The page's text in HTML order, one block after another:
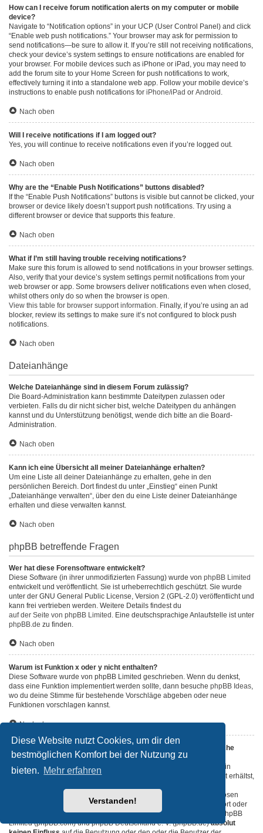
Diese Website nutzt Cookies, um dir den
bestmöglichen Komfort bei der Nutzung zu
bieten. Mehr erfahren
Verstanden!
How can I receive forum notification alerts on my computer or mobile
device?
Navigate to “Notification options” in your UCP (User Control Panel) and click
“Enable web push notifications.” Your browser may ask for permission to
send notifications—be sure to allow it. If you’re still not receiving notifications,
check your device’s system settings to ensure notifications are enabled for
your browser. For mobile devices such as iPhone or iPad, you may need to
add the forum site to your Home Screen for push notifications to work,
effectively turning it into a standalone web app. Follow your mobile device’s
instructions to enable push notifications for iPhone/iPad or Android .
Nach oben
Will I receive notifications if I am logged out?
Yes, you will continue to receive notifications even if you’re logged out.
Nach oben
Why are the “Enable Push Notifications” buttons disabled?
If the “Enable Push Notifications” buttons is visible but cannot be clicked, your
browser or device likely doesn’t support push notifications. Try using a
different browser or device that supports this feature.
Nach oben
What if I’m still having trouble receiving notifications?
Make sure this forum is allowed to send notifications in your browser settings.
Also, verify that your device’s system settings permit notifications from your
web browser or app. Some browsers deliver notifications even when closed,
whilst others only do so when the browser is open.
View this table for browser support information. Finally, if you’re using an ad
blocker, review its settings to make sure it’s not configured to block push
notifications.
Nach oben
Dateianhänge
Welche Dateianhänge sind in diesem Forum zulässig?
Die Board-Administration kann bestimmte Dateitypen zulassen oder
verbieten. Falls du dir nicht sicher bist, welche Dateitypen du anhängen
kannst und du Unterstützung benötigst, wende dich bitte an die Board-
Administration.
Nach oben
Kann ich eine Übersicht all meiner Dateianhänge erhalten?
Um eine Liste all deiner Dateianhänge zu erhalten, gehe in den
persönlichen Bereich. Dort findest du unter „Einstieg“ einen Punkt
„Dateianhänge verwalten“, über den du eine Liste deiner Dateianhänge
erhalten und diese verwalten kannst.
Nach oben
phpBB betreffende Fragen
Wer hat diese Forensoftware entwickelt?
Diese Software (in ihrer unmodifizierten Fassung) wurde von phpBB Limited
entwickelt und veröffentlicht. Sie ist urheberrechtlich geschützt. Sie wurde
unter der GNU General Public License, Version 2 (GPL-2.0) veröffentlicht und
kann frei vertrieben werden. Weitere Details findest du
auf der Seite von phpBB Limited . Eine deutschsprachige Anlaufstelle ist unter
phpBB.de zu finden.
Nach oben
Warum ist Funktion x oder y nicht enthalten?
Diese Software wurde von phpBB Limited geschrieben. Wenn du denkst,
dass eine Funktion implementiert werden sollte, dann besuche phpBB Ideas,
wo du deine Stimme für bestehende Vorschläge abgeben oder neue
Funktionen vorschlagen kannst.
Nach oben
An wen soll ich mich wenden, falls es Beschwerden oder juristische
Anfragen zu diesem Forum gibt?
Jeder Administrator, der auf der „Das Team“-Seite aufgeführt ist, ist ein
geeigneter Kontakt für deine Beschwerde. Wenn du so keine Antwort erhältst,
durch) oder — falls diese Seite bei einem kostenlosen
Webhoster wie z. B. Yahoo!, free.fr, funpic.de usw. liegt — den Support oder
den Abuse-Kontakt des betreffenden Dienstes. Bitte beachte, dass phpBB
Limited (phpBB.com) und phpBB Deutschland e. V. (phpBB.de)absolut